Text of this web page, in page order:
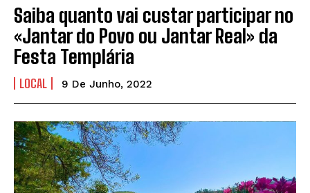
Saiba quanto vai custar participar no
«Jantar do Povo ou Jantar Real» da
Festa Templária
LOCAL 9 De Junho, 2022